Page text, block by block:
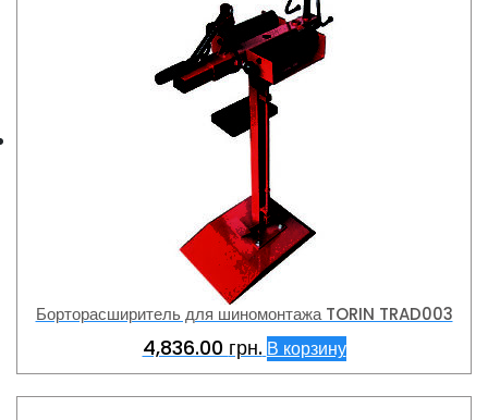
Борторасширитель для шиномонтажа TORIN TRAD003
4,836.00 грн. В корзину